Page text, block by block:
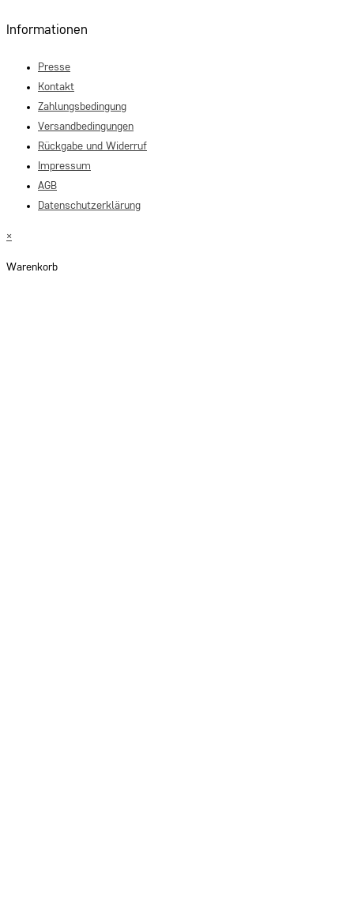
Informationen
Presse
Kontakt
Zahlungsbedingung
Versandbedingungen
Rückgabe und Widerruf
Impressum
AGB
Datenschutzerklärung
×
Warenkorb